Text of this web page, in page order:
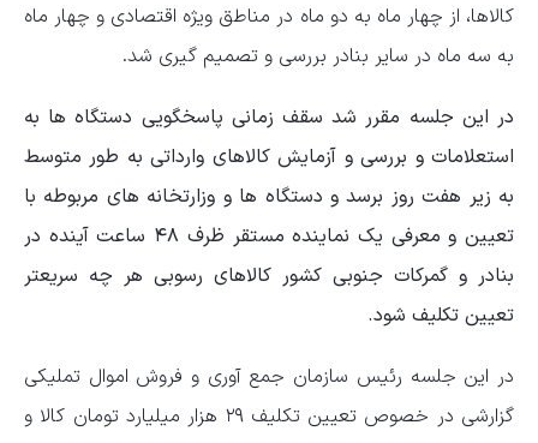
کالاها، از چهار ماه به دو ماه در مناطق ویژه اقتصادی و چهار ماه
به سه ماه در سایر بنادر بررسی و تصمیم گیری شد.
در این جلسه مقرر شد سقف زمانی پاسخگویی دستگاه ها به
استعلامات و بررسی و آزمایش کالاهای وارداتی به طور متوسط
به زیر هفت روز برسد و دستگاه ها و وزارتخانه های مربوطه با
تعیین و معرفی یک نماینده مستقر ظرف ۴۸ ساعت آینده در
بنادر و گمرکات جنوبی کشور کالاهای رسوبی هر چه سریعتر
تعیین تکلیف شود.
در این جلسه رئیس سازمان جمع آوری و فروش اموال تملیکی
گزارشی در خصوص تعیین تکلیف ۲۹ هزار میلیارد تومان کالا و